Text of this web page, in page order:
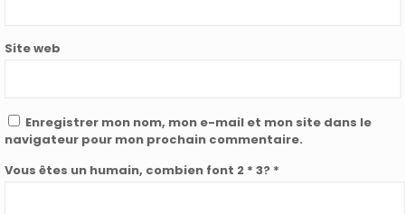
Site web
Enregistrer mon nom, mon e-mail et mon site dans le
navigateur pour mon prochain commentaire.
Vous êtes un humain, combien font 2 * 3? *